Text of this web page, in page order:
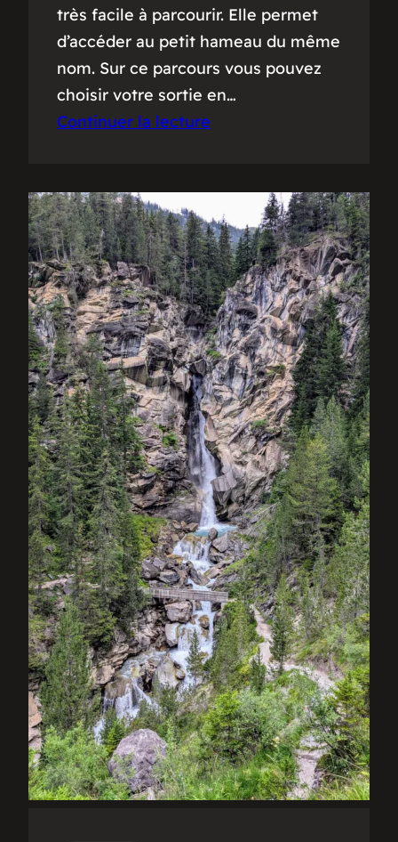
très facile à parcourir. Elle permet
d’accéder au petit hameau du même
nom. Sur ce parcours vous pouvez
choisir votre sortie en…
Continuer la lecture